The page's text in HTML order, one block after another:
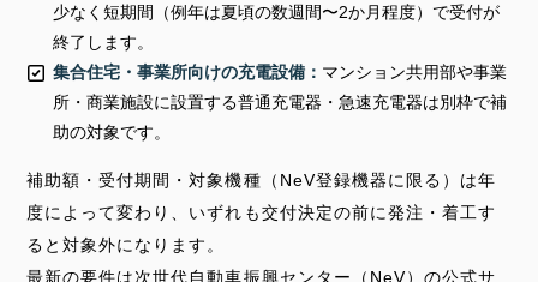
少なく短期間（例年は夏頃の数週間〜2か月程度）で受付が
終了します。
集合住宅・事業所向けの充電設備： マンション共用部や事業
所・商業施設に設置する普通充電器・急速充電器は別枠で補
助の対象です。
補助額・受付期間・対象機種（NeV登録機器に限る）は年
度によって変わり、いずれも交付決定の前に発注・着工す
ると対象外になります。
最新の要件は次世代自動車振興センター（NeV）の公式サ